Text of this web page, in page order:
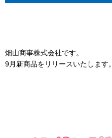
畑山商事株式会社です。
9月新商品をリリースいたします。